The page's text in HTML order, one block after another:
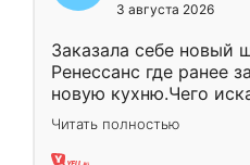
3 августа 2026
Заказала себе новый
Ренессанс где ранее
новую кухню.Чего
вполне довольна.
два года, нареканий
Читать полностью